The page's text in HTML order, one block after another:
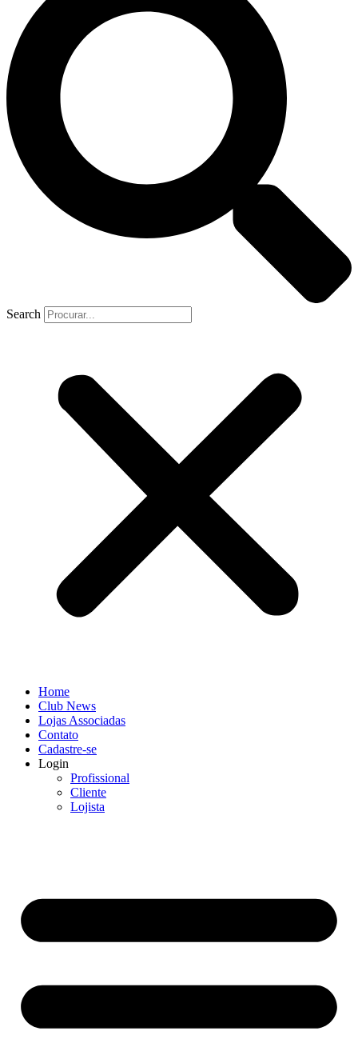
Search
Home
Club News
Lojas Associadas
Contato
Cadastre-se
Login
Profissional
Cliente
Lojista